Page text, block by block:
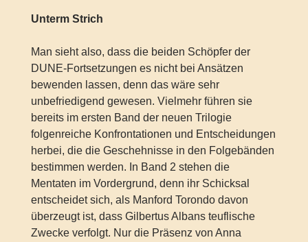
Unterm Strich
Man sieht also, dass die beiden Schöpfer der
DUNE-Fortsetzungen es nicht bei Ansätzen
bewenden lassen, denn das wäre sehr
unbefriedigend gewesen. Vielmehr führen sie
bereits im ersten Band der neuen Trilogie
folgenreiche Konfrontationen und Entscheidungen
herbei, die die Geschehnisse in den Folgebänden
bestimmen werden. In Band 2 stehen die
Mentaten im Vordergrund, denn ihr Schicksal
entscheidet sich, als Manford Torondo davon
überzeugt ist, dass Gilbertus Albans teuflische
Zwecke verfolgt. Nur die Präsenz von Anna